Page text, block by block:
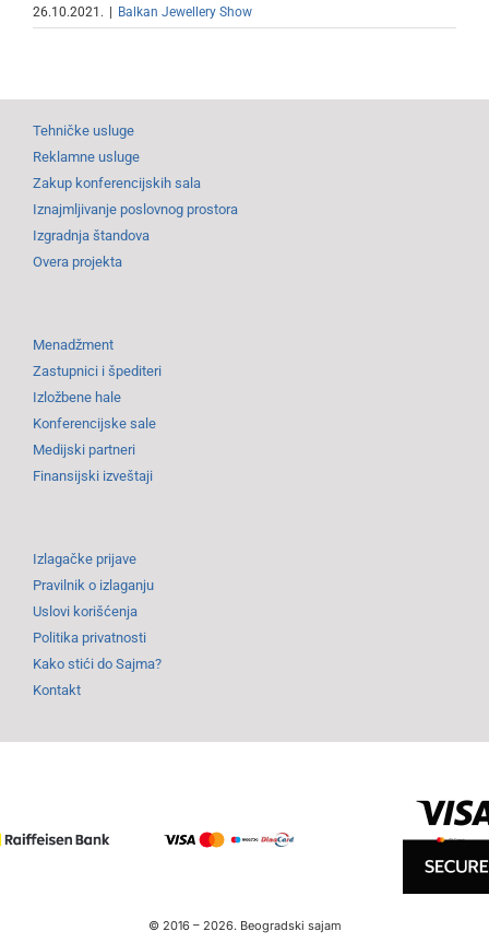
26.10.2021. Balkan Jewellery Show
Tehničke usluge
Reklamne usluge
Zakup konferencijskih sala
Iznajmljivanje poslovnog prostora
Izgradnja štandova
Overa projekta
Menadžment
Zastupnici i špediteri
Izložbene hale
Konferencijske sale
Medijski partneri
Finansijski izveštaji
Izlagačke prijave
Pravilnik o izlaganju
Uslovi korišćenja
Politika privatnosti
Kako stići do Sajma?
Kontakt
© 2016 – 2026.Beogradski sajam